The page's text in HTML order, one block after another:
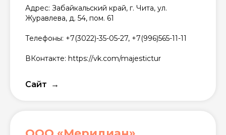
Адрес: Забайкальский край, г. Чита, ул.
Журавлева, д. 54, пом. 61
Телефоны: +7(3022)-35-05-27, +7(996)565-11-11
ВКонтакте: https://vk.com/majestictur
Сайт